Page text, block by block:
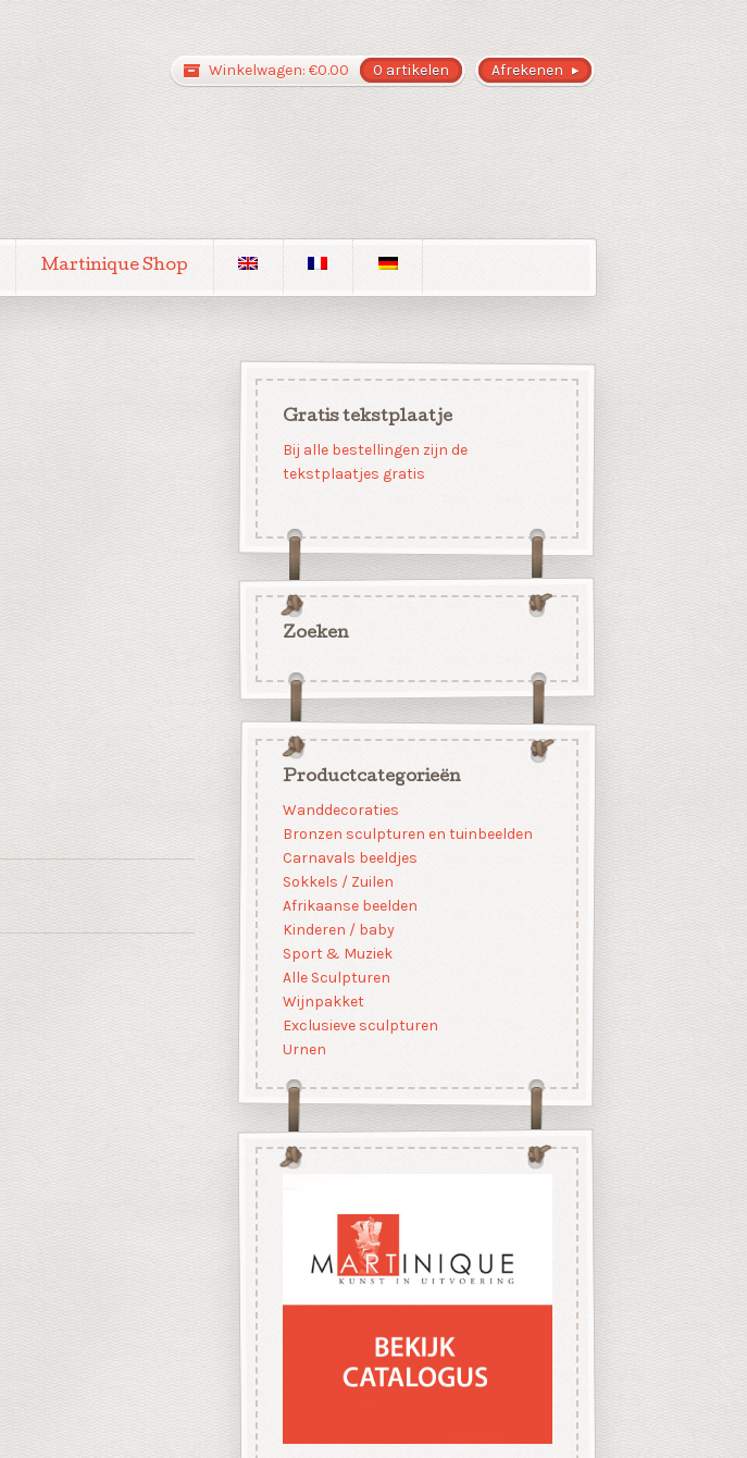
Afrekenen
Winkelwagen: €0.00 0 artikelen
Martinique Shop
Gratis tekstplaatje
Bij alle bestellingen zijn de
tekstplaatjes gratis
Zoeken
Productcategorieën
Wanddecoraties
Bronzen sculpturen en tuinbeelden
Carnavals beeldjes
Sokkels / Zuilen
Afrikaanse beelden
Kinderen / baby
Sport & Muziek
Alle Sculpturen
Wijnpakket
Exclusieve sculpturen
Urnen